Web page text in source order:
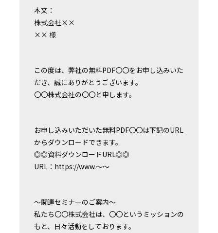
本文：
株式会社××
×× 様
この度は、弊社の無料PDF〇〇をお申し込みいた
だき、誠にありがとうございます。
〇〇株式会社の〇〇と申します。
お申し込みいただいた無料PDF〇〇は下記のURL
からダウンロードできます。
◎◎資料ダウンロードURL◎◎
URL：https://www.〜〜
〜関連セミナーのご案内〜
私たち〇〇株式会社は、〇〇というミッションの
もと、日々活動をしております。